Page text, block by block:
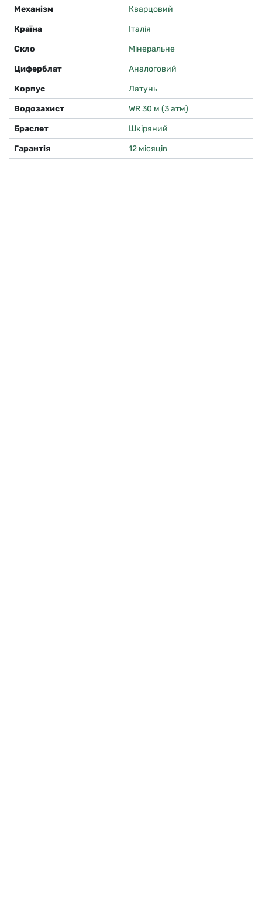
Механізм
Кварцовий
Країна
Італія
Скло
Мінеральне
Циферблат
Аналоговий
Корпус
Латунь
Водозахист
WR 30 м (3 атм)
Браслет
Шкіряний
Гарантія
12 місяців